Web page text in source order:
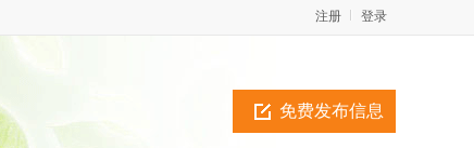
登录
注册
免费发布信息